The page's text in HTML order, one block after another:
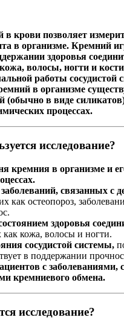
крови позволяет
в организме. Кремний
здоровья
волосы, ногти и
работы сосудистой
в организме
(обычно в виде
процессах.
исследование?
кремния в организме и
связанных с
как остеопороз,
здоровья
как кожа, волосы и ногти.
сосудистой системы,
в поддержании
с заболеваниями,
кремниевого обмена.
исследование?